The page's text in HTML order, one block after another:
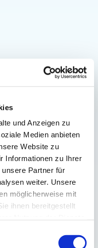
und Anzeigen zu
Medien anbieten
Website zu
Informationen zu Ihrer
Partner für
weiter. Unsere
möglicherweise mit
ihnen bereitgestellt